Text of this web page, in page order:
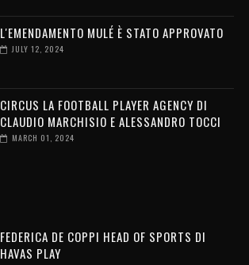
L'EMENDAMENTO MULÉ È STATO APPROVATO
JULY 12, 2024
CIRCUS LA FOOTBALL PLAYER AGENCY DI
CLAUDIO MARCHISIO E ALESSANDRO TOCCI
MARCH 01, 2024
FEDERICA DE COPPI HEAD OF SPORTS DI
HAVAS PLAY